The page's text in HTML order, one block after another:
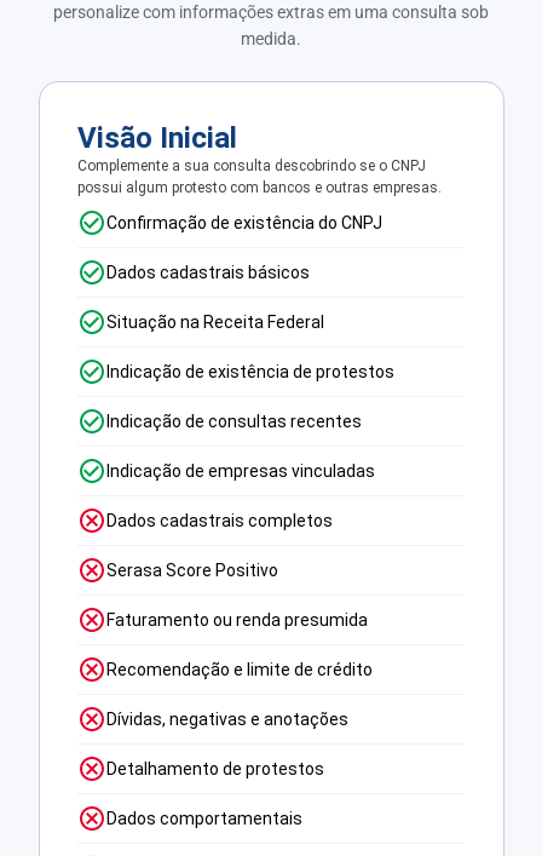
personalize com informações extras em uma consulta sob
medida.
Visão Inicial
Complemente a sua consulta descobrindo se o CNPJ
possui algum protesto com bancos e outras empresas.
Confirmação de existência do CNPJ
Dados cadastrais básicos
Situação na Receita Federal
Indicação de existência de protestos
Indicação de consultas recentes
Indicação de empresas vinculadas
Dados cadastrais completos
Serasa Score Positivo
Faturamento ou renda presumida
Recomendação e limite de crédito
Dívidas, negativas e anotações
Detalhamento de protestos
Dados comportamentais